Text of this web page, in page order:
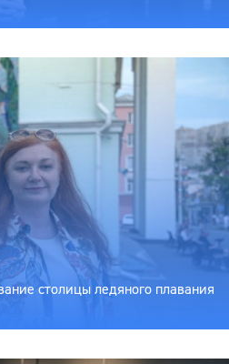
столицы ледяного плавания